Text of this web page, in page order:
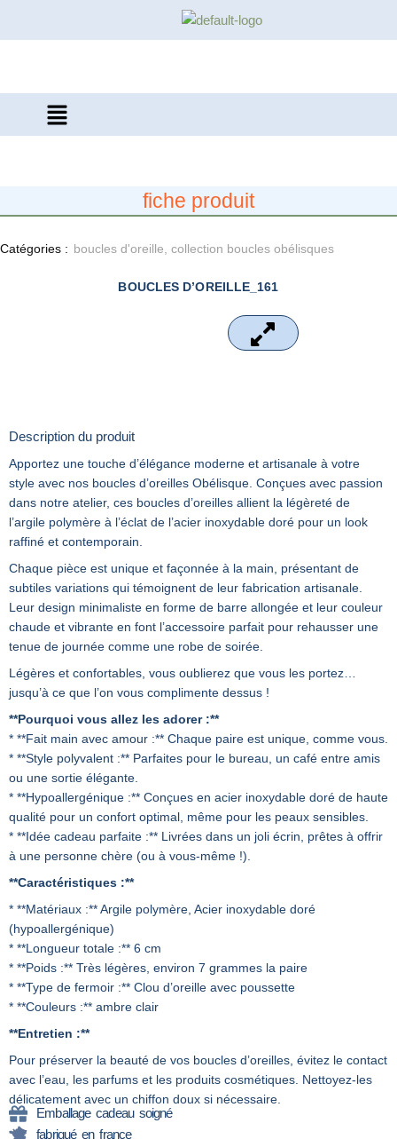
Menu
fiche produit
Catégories : boucles d'oreille collection boucles obélisques
BOUCLES D’OREILLE_161
Description du produit
Apportez une touche d’élégance moderne et artisanale à votre
style avec nos boucles d’oreilles Obélisque. Conçues avec passion
dans notre atelier, ces boucles d’oreilles allient la légèreté de
l’argile polymère à l’éclat de l’acier inoxydable doré pour un look
raffiné et contemporain.
Chaque pièce est unique et façonnée à la main, présentant de
subtiles variations qui témoignent de leur fabrication artisanale.
Leur design minimaliste en forme de barre allongée et leur couleur
chaude et vibrante en font l’accessoire parfait pour rehausser une
tenue de journée comme une robe de soirée.
Légères et confortables, vous oublierez que vous les portez…
jusqu’à ce que l’on vous complimente dessus !
**Pourquoi vous allez les adorer :**
* **Fait main avec amour :** Chaque paire est unique, comme vous.
* **Style polyvalent :** Parfaites pour le bureau, un café entre amis
ou une sortie élégante.
* **Hypoallergénique :** Conçues en acier inoxydable doré de haute
qualité pour un confort optimal, même pour les peaux sensibles.
* **Idée cadeau parfaite :** Livrées dans un joli écrin, prêtes à offrir
à une personne chère (ou à vous-même !).
**Caractéristiques :**
* **Matériaux :** Argile polymère, Acier inoxydable doré
(hypoallergénique)
* **Longueur totale :** 6 cm
* **Poids :** Très légères, environ 7 grammes la paire
* **Type de fermoir :** Clou d’oreille avec poussette
* **Couleurs :** ambre clair
**Entretien :**
Pour préserver la beauté de vos boucles d’oreilles, évitez le contact
avec l’eau, les parfums et les produits cosmétiques. Nettoyez-les
délicatement avec un chiffon doux si nécessaire.
Emballage cadeau soigné
fabriqué en france